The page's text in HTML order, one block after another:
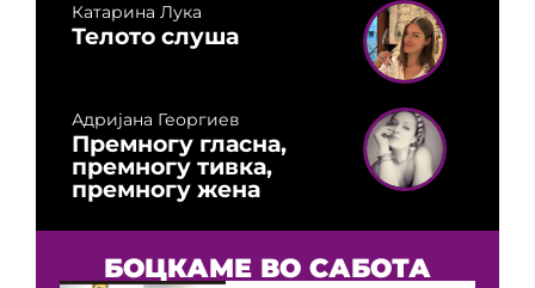
Катарина Лука
Телото слуша
Адријана Георгиев
Премногу гласна,
премногу тивка,
премногу жена
БОЦКАМЕ ВО САБОТА